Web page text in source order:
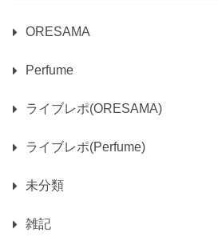
ORESAMA
Perfume
ライブレポ(ORESAMA)
ライブレポ(Perfume)
未分類
雑記